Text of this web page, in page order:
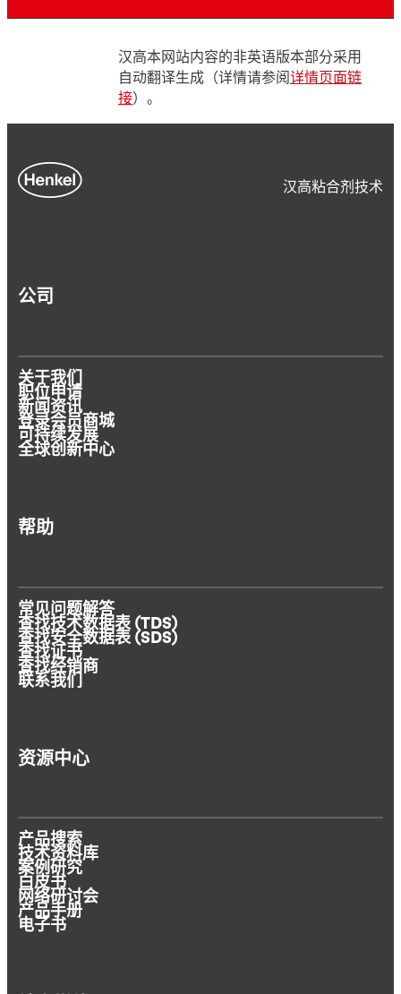
汉高本网站内容的非英语版本部分采用
自动翻译生成（详情请参阅详情页面链
接）。
汉高粘合剂技术
公司
关于我们
职位申请
新闻资讯
登录会员商城
可持续发展
全球创新中心
帮助
常见问题解答
查找技术数据表 (TDS)
查找安全数据表 (SDS)
查找证书
查找经销商
联系我们
资源中心
产品搜索
技术资料库
案例研究
白皮书
网络研讨会
产品手册
电子书